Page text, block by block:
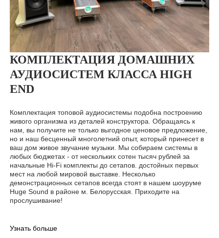
КОМПЛЕКТАЦИЯ ДОМАШНИХ
АУДИОСИСТЕМ КЛАССА HIGH
END
Комплектация топовой аудиосистемы подобна построению
живого организма из деталей конструктора. Обращаясь к
нам, вы получите не только выгодное ценовое предложение,
но и наш бесценный многолетний опыт, который принесет в
ваш дом живое звучание музыки. Мы собираем системы в
любых бюджетах - от нескольких сотен тысяч рублей за
начальные Hi-Fi комплекты до сетапов. достойных первых
мест на любой мировой выставке. Несколько
демонстрационных сетапов всегда стоят в нашем шоуруме
Huge Sound в районе м. Белорусская. Приходите на
прослушивание!
Узнать больше